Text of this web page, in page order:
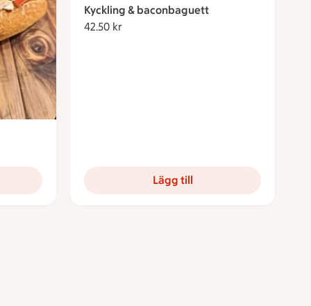
Kyckling & baconbaguett
42.50 kr
Lägg till